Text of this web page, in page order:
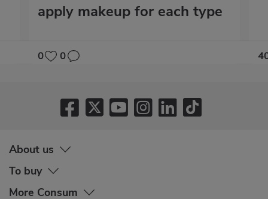
apply makeup for each type
0 0
About us
To buy
More Consum